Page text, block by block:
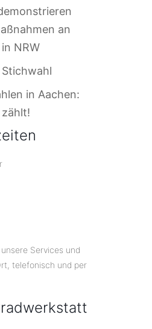
an
NRW
in Aachen:
Services und
telefonisch und per